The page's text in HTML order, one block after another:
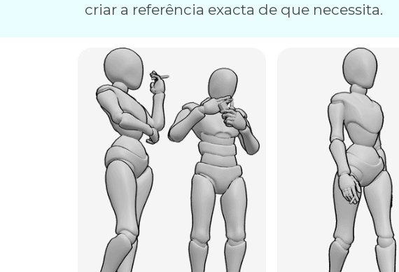
criar a referência exacta de que necessita.